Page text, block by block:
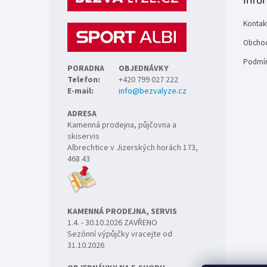
PORADNA
OBJEDNÁVKY
Telefon:
+420 799 027 222
E-mail:
info@bezvalyze.cz
ADRESA
Kamenná prodejna, půjčovna a
skiservis
Albrechtice v Jizerských horách 173,
468 43
KAMENNÁ PRODEJNA, SERVIS
1.4. - 30.10.2026 ZAVŘENO
Sezónní výpůjčky vracejte od
31.10.2026